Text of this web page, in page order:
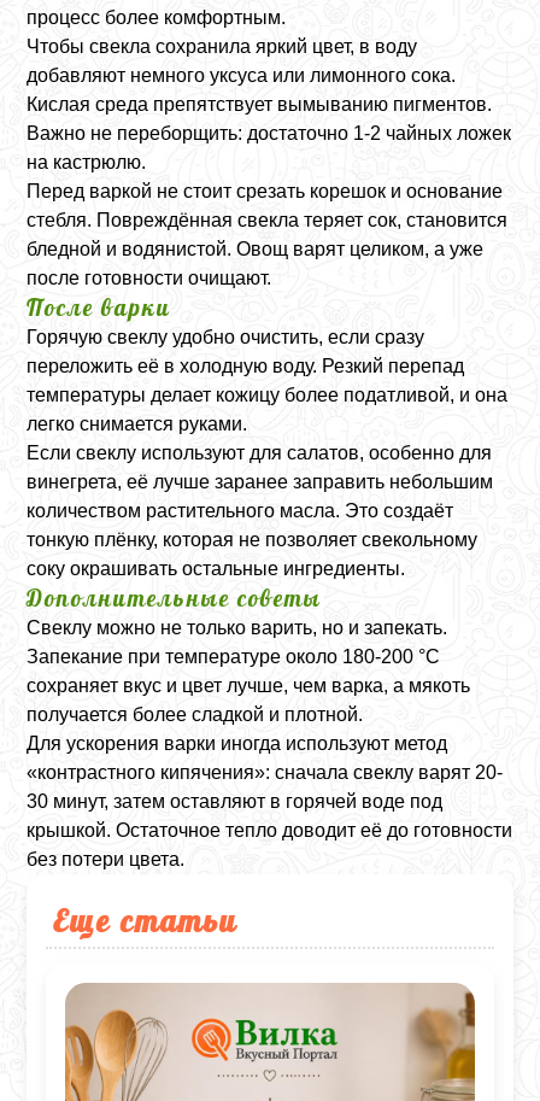
процесс более комфортным.
Чтобы свекла сохранила яркий цвет, в воду
добавляют немного уксуса или лимонного сока.
Кислая среда препятствует вымыванию пигментов.
Важно не переборщить: достаточно 1-2 чайных ложек
на кастрюлю.
Перед варкой не стоит срезать корешок и основание
стебля. Повреждённая свекла теряет сок, становится
бледной и водянистой. Овощ варят целиком, а уже
после готовности очищают.
После варки
Горячую свеклу удобно очистить, если сразу
переложить её в холодную воду. Резкий перепад
температуры делает кожицу более податливой, и она
легко снимается руками.
Если свеклу используют для салатов, особенно для
винегрета, её лучше заранее заправить небольшим
количеством растительного масла. Это создаёт
тонкую плёнку, которая не позволяет свекольному
соку окрашивать остальные ингредиенты.
Дополнительные советы
Свеклу можно не только варить, но и запекать.
Запекание при температуре около 180-200 °C
сохраняет вкус и цвет лучше, чем варка, а мякоть
получается более сладкой и плотной.
Для ускорения варки иногда используют метод
«контрастного кипячения»: сначала свеклу варят 20-
30 минут, затем оставляют в горячей воде под
крышкой. Остаточное тепло доводит её до готовности
без потери цвета.
Еще статьи